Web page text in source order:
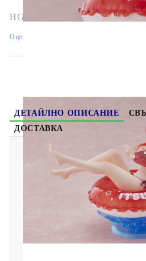
HGA8342
Оцени продукта
ДЕТАЙЛНО ОПИСАНИЕ
ДОСТАВКА
The Quintessential
Фигурка Aqua Float Girls
Материал: PVC/ABS